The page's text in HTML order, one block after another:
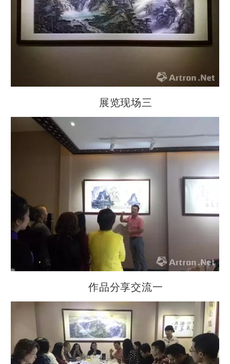
展览现场三
作品分享交流一